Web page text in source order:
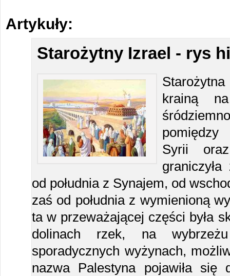
Artykuły:
Starożytny Izrael - rys
krainą
pomiędzy
Syrii
od południa z Synajem, od
zaś od południa z wymienioną
ta w przeważającej części była
dolinach rzek, na
sporadycznych wyżynach,
nazwa Palestyna pojawiła się